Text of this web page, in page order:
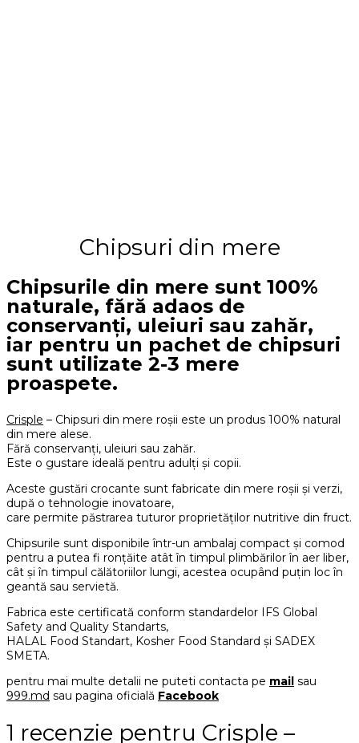
Chipsuri din mere
Chipsurile din mere sunt 100%
naturale, fără adaos de
conservanți, uleiuri sau zahăr,
iar pentru un pachet de chipsuri
sunt utilizate 2-3 mere
proaspete.
Crisple – Chipsuri din mere roșii este un produs 100% natural
din mere alese.
Fără conservanți, uleiuri sau zahăr.
Este o gustare ideală pentru adulți și copii.
Aceste gustări crocante sunt fabricate din mere roșii și verzi,
după o tehnologie inovatoare,
care permite păstrarea tuturor proprietăților nutritive din fruct.
Chipsurile sunt disponibile într-un ambalaj compact și comod
pentru a putea fi ronțăite atât în timpul plimbărilor în aer liber,
cât și în timpul călătoriilor lungi, acestea ocupând puțin loc în
geantă sau servietă.
Fabrica este certificată conform standardelor IFS Global
Safety and Quality Standarts,
HALAL Food Standart, Kosher Food Standard și SADEX
SMETA.
pentru mai multe detalii ne puteti contacta pe mail sau
999.md sau pagina oficială Facebook
1 recenzie pentru Crisple –